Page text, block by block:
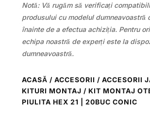
Notă: Vă rugăm să verificați
produsului cu modelul dumneavoastră
înainte de a efectua achiziția. Pentru
echipa noastră de experți este la
dumneavoastră.
ACASĂ / ACCESORII / ACCESORII
KITURI MONTAJ / KIT MONTAJ
PIULITA HEX 21 | 20BUC CONIC